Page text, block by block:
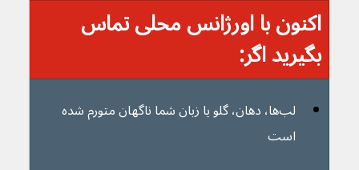
اکنون با اورژانس محلی تماس
بگیرید اگر:
لب‌ها، دهان، گلو یا زبان شما ناگهان متورم شده
است